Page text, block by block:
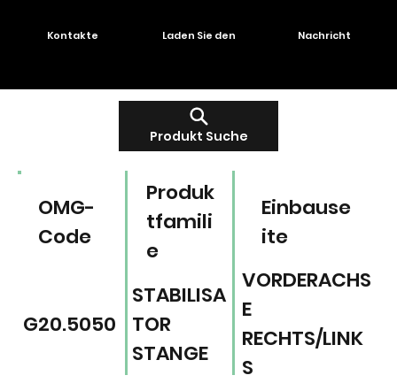
Produkt Suche
Kontakte Laden Sie den Nachricht
Einbause
ite
Produk
tfamili
e
OMG-
Code
VORDERACHS
E
RECHTS/LINK
S
STABILISA
TOR
STANGE
G20.5050